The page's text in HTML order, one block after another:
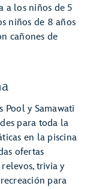
a los niños de 5
niños de 8 años
cañones de
Pool y Samawati
para toda la
en la piscina
ofertas
trivia y
para